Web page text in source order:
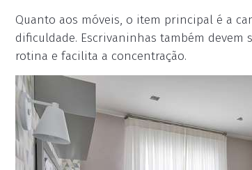
Quanto aos móveis, o item principal é a
dificuldade. Escrivaninhas também devem
rotina e facilita a concentração.